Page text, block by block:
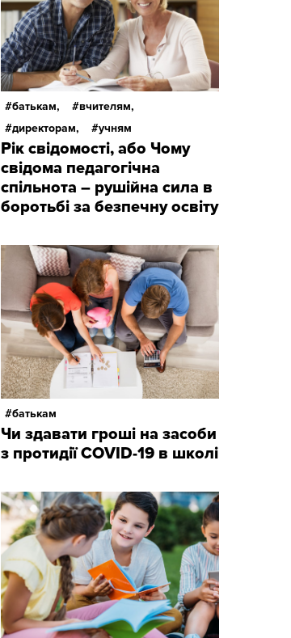
батькам,
вчителям,
директорам,
учням
Рік свідомості, або Чому
свідома педагогічна
спільнота – рушійна сила в
боротьбі за безпечну освіту
батькам
Чи здавати гроші на засоби
з протидії COVID-19 в школі